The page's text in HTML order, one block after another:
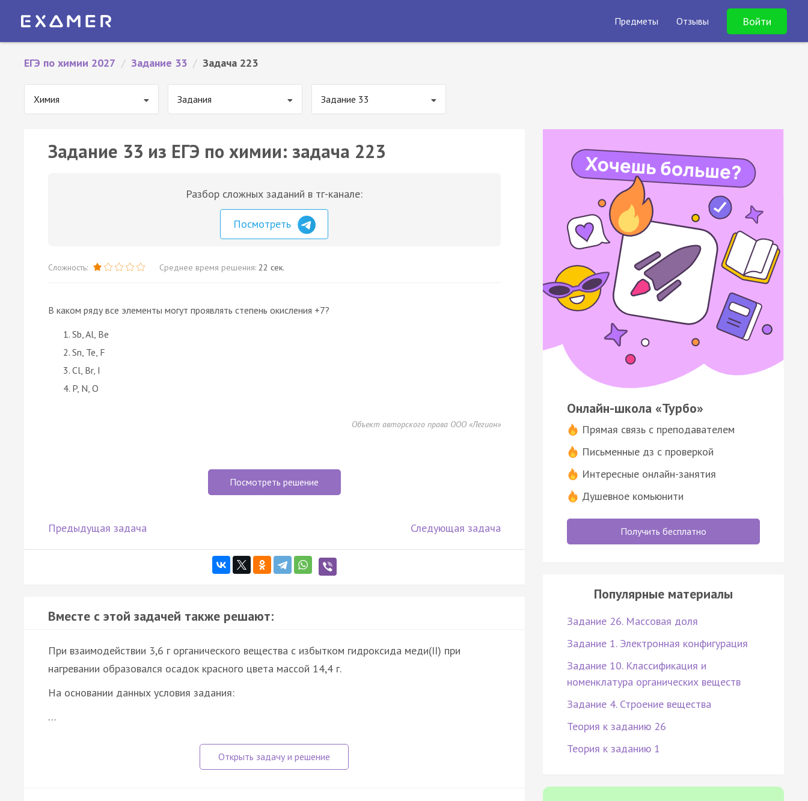
Предметы Отзывы Войти
ЕГЭ по химии 2027 / Задание 33 / Задача 223
Химия Задания Задание 33
Задание 33 из ЕГЭ по химии: задача 223
Разбор сложных заданий в тг-канале:
Посмотреть
Сложность: Среднее время решения: 22 сек.
В каком ряду все элементы могут проявлять степень окисления +7?
Sb, Al, Be
Sn, Te, F
Cl, Br, I
P, N, O
Объект авторского права ООО «Легион»
Посмотреть решение
Предыдущая задача Следующая задача
Вместе с этой задачей также решают:
При взаимодействии 3,6 г органического вещества с избытком гидроксида меди(II) при
нагревании образовался осадок красного цвета массой 14,4 г.
На основании данных условия задания:
…
Онлайн-школа «Турбо»
Прямая связь с преподавателем
Письменные дз с проверкой
Интересные онлайн-занятия
Душевное комьюнити
Получить бесплатно
Популярные материалы
Задание 26. Массовая доля
Задание 1. Электронная конфигурация
Задание 10. Классификация и
номенклатура органических веществ
Задание 4. Строение вещества
Теория к заданию 26
Теория к заданию 1